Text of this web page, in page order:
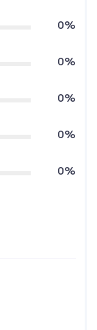
0%
0%
0%
0%
0%